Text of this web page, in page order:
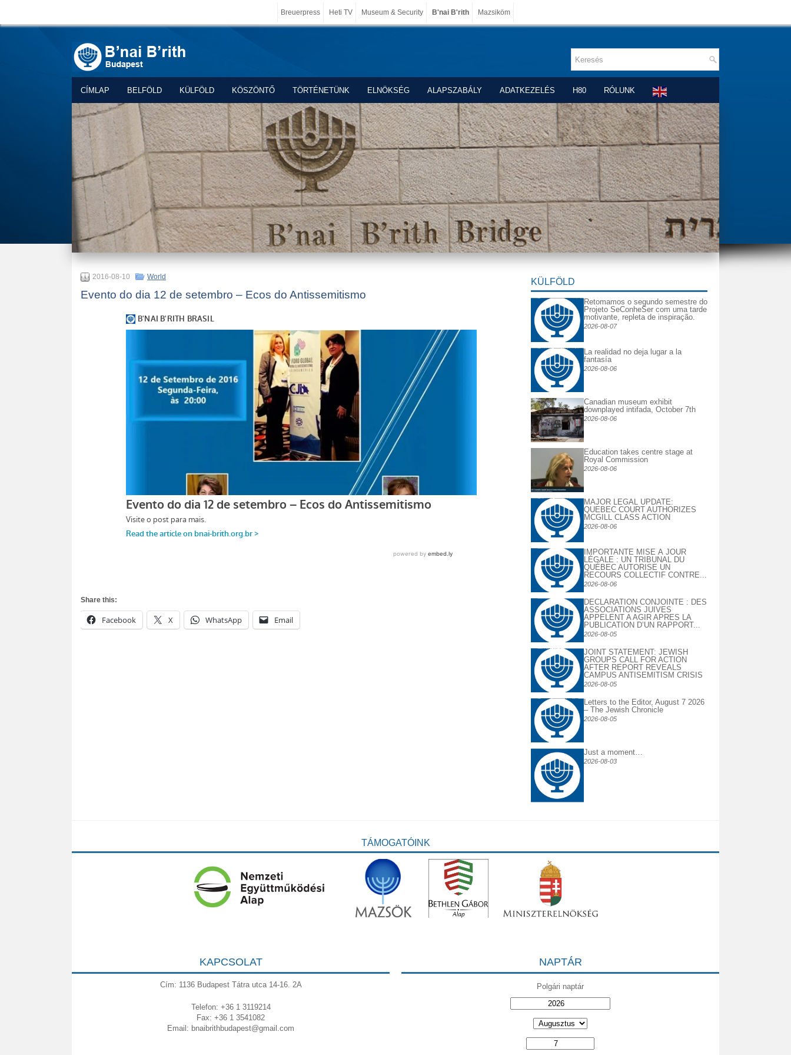
Breuerpress Heti TV Museum & Security B'nai B'rith Mazsiköm
CÍMLAP BELFÖLD KÜLFÖLD KÖSZÖNTŐ TÖRTÉNETÜNK ELNÖKSÉG ALAPSZABÁLY ADATKEZELÉS H80 RÓLUNK
2016-08-10 World
Evento do dia 12 de setembro – Ecos do Antissemitismo
Share this:
Facebook X WhatsApp Email
KÜLFÖLD
Retomamos o segundo semestre do
Projeto SeConheSer com uma tarde
motivante, repleta de inspiração.
2026-08-07
La realidad no deja lugar a la
fantasía
2026-08-06
Canadian museum exhibit
downplayed intifada, October 7th
2026-08-06
Education takes centre stage at
Royal Commission
2026-08-06
MAJOR LEGAL UPDATE:
QUEBEC COURT AUTHORIZES
MCGILL CLASS ACTION
2026-08-06
IMPORTANTE MISE À JOUR
LÉGALE : UN TRIBUNAL DU
QUÉBEC AUTORISE UN
RECOURS COLLECTIF CONTRE...
2026-08-06
DECLARATION CONJOINTE : DES
ASSOCIATIONS JUIVES
APPELENT A AGIR APRES LA
PUBLICATION D’UN RAPPORT...
2026-08-05
JOINT STATEMENT: JEWISH
GROUPS CALL FOR ACTION
AFTER REPORT REVEALS
CAMPUS ANTISEMITISM CRISIS
2026-08-05
Letters to the Editor, August 7 2026
– The Jewish Chronicle
2026-08-05
Just a moment…
2026-08-03
TÁMOGATÓINK
KAPCSOLAT
Cím: 1136 Budapest Tátra utca 14-16. 2A
Telefon: +36 1 3119214
Fax: +36 1 3541082
Email: bnaibrithbudapest@gmail.com
NAPTÁR
Polgári naptár